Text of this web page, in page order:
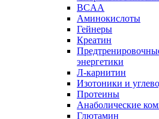
BCAA
Аминокислоты
Гейнеры
Креатин
энергетики
Л-карнитин
Изотоники и
Протеины
Анаболические
Глютамин